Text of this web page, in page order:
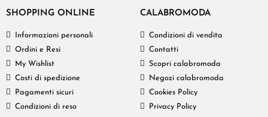
SHOPPING ONLINE
Informazioni personali
Ordini e Resi
My Wishlist
Costi di spedizione
Pagamenti sicuri
Condizioni di reso
CALABROMODA
Condizioni di vendita
Contatti
Scopri calabromoda
Negozi calabromoda
Cookies Policy
Privacy Policy